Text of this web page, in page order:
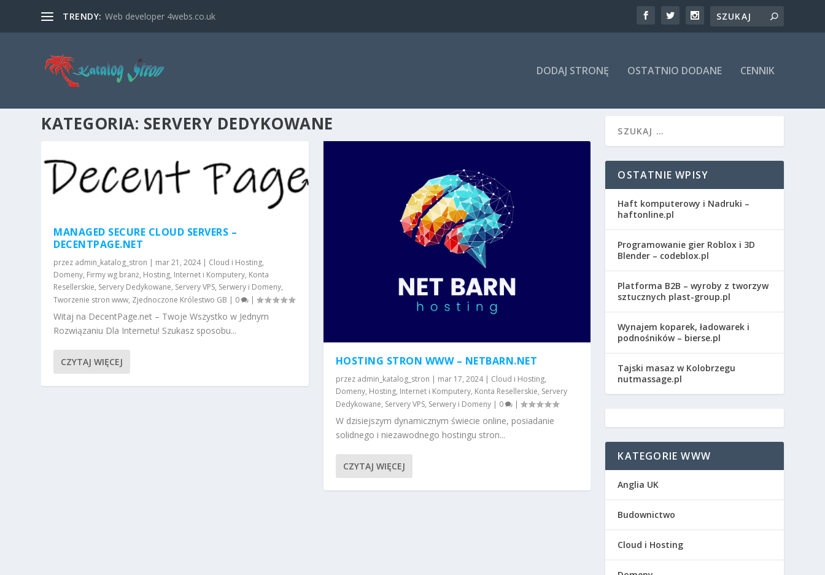
TRENDY: Web developer 4webs.co.uk
DODAJ STRONĘ OSTATNIO DODANE CENNIK
KATEGORIA: SERVERY DEDYKOWANE
MANAGED SECURE CLOUD SERVERS –
DECENTPAGE.NET
przez admin_katalog_stron | mar 21, 2024| Cloud i Hosting,
Domeny, Firmy wg branż, Hosting, Internet i Komputery, Konta
Resellerskie, Servery Dedykowane, Servery VPS, Serwery i Domeny,
Tworzenie stron www, Zjednoczone Królestwo GB | 0 |
Witaj na DecentPage.net – Twoje Wszystko w Jednym
Rozwiązaniu Dla Internetu! Szukasz sposobu...
CZYTAJ WIĘCEJ HOSTING STRON WWW – NETBARN.NET
przez admin_katalog_stron | mar 17, 2024| Cloud i Hosting,
Domeny, Hosting, Internet i Komputery, Konta Resellerskie, Servery
Dedykowane, Servery VPS, Serwery i Domeny| 0 |
W dzisiejszym dynamicznym świecie online, posiadanie
solidnego i niezawodnego hostingu stron...
CZYTAJ WIĘCEJ
OSTATNIE WPISY
Haft komputerowy i Nadruki –
haftonline.pl
Programowanie gier Roblox i 3D
Blender – codeblox.pl
Platforma B2B – wyroby z tworzyw
sztucznych plast-group.pl
Wynajem koparek, ładowarek i
podnośników – bierse.pl
Tajski masaz w Kolobrzegu
nutmassage.pl
KATEGORIE WWW
Anglia UK
Budownictwo
Cloud i Hosting